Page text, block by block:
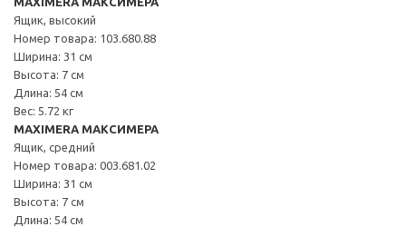
Ящик, высокий
Номер товара: 103.680.88
Ширина: 31 см
Высота: 7 см
Длина: 54 см
Вес: 5.72 кг
MAXIMERA МАКСИМЕРА
Ящик, средний
Номер товара: 003.681.02
Ширина: 31 см
Высота: 7 см
Длина: 54 см